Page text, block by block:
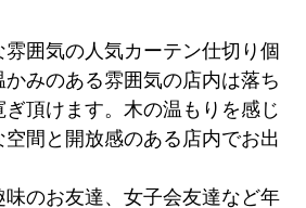
雰囲気の人気カーテン仕切り個
みのある雰囲気の店内は落ち
頂けます。 木の温もりを感じ
空間と開放感のある店内でお出
のお友達、女子会友達など年